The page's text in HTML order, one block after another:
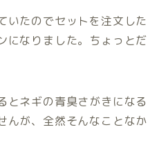
いたのでセットを注文した
になりました。ちょっとだ
とネギの青臭さがきになる
んが、全然そんなことなか